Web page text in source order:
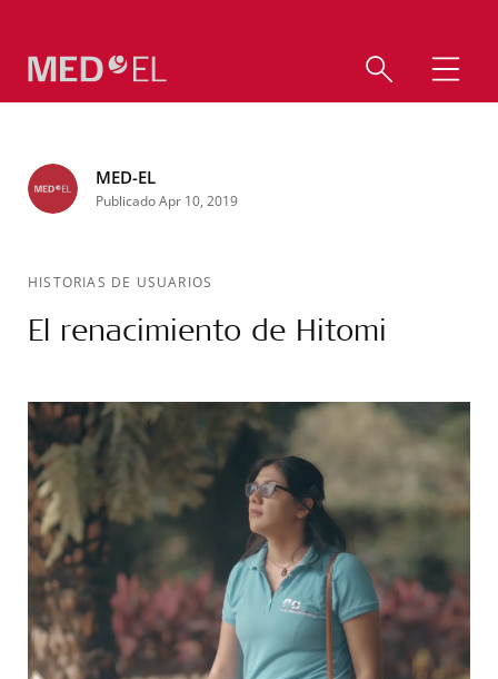
MED-EL
Publicado Apr 10, 2019
HISTORIAS DE USUARIOS
El renacimiento de Hitomi